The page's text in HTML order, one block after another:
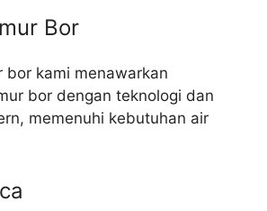
Bor
bor kami menawarkan
bor dengan teknologi dan
memenuhi kebutuhan air